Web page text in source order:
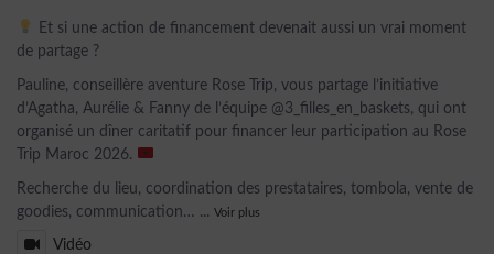
Et si une action de financement devenait aussi un vrai moment
de partage ?
Pauline, conseillère aventure Rose Trip, vous partage l’initiative
d’Agatha, Aurélie & Fanny de l’équipe @3_filles_en_baskets, qui ont
organisé un dîner caritatif pour financer leur participation au Rose
Trip Maroc 2026.
Recherche du lieu, coordination des prestataires, tombola, vente de
goodies, communication… ... Voir plus
Vidéo